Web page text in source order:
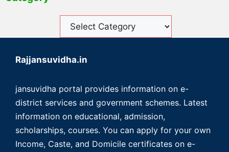
Rajjansuvidha.in
jansuvidha portal provides information on e-
district services and government schemes. Latest
information on educational, admission,
scholarships, courses. You can apply for your own
Income, Caste, and Domicile certificates on e-